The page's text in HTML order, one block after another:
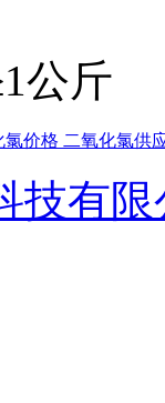
公斤
价格 二氧化氯供
技有